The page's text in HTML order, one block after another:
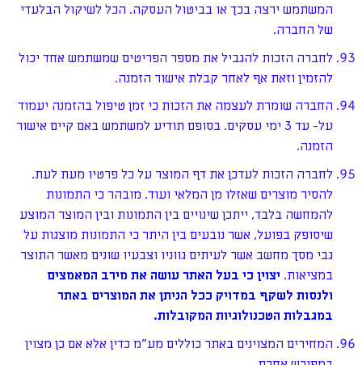
המשתמש ירצה בכך או בביטול העסקה. הכל לשיקול הבלעדי
של החברה.
לחברה הזכות להגביל את מספר הפריטים שמשתמש אחד יכול
להזמין וזאת אף לאחר קבלת אישור הזמנה.
החברה שומרת לעצמה את הזכות כי זמן טיפול בהזמנה יעמוד
על- עד 3 ימי עסקים. בסופם תודיע למשתמש באם קיים אישור
הזמנה.
לחברה הזכות לעדכן את דף המוצר על כל פרטיו מעת לעת.
להסיר מוצרים שאזלו מן המלאי ועוד. מובהר כי התמונות
להמחשה בלבד, ייתכן שינויים בין התמונות ובין המוצר המוצע
שיסופק בפועל, אשר נובעים בין היתר כי התמונות מוצגות על
גבי מסך מחשב אשר לעיתים גווניו וצבעיו שונים מאשר התוצר
במציאות. יצוין כי בעל האתר עושה את מירב המאמצים
ולנסות לשקף במדויק ככל הניתן את המוצרים באתר
במגבלות הטכנולוגיות המקובלות.
המחירים המצוינים באתר כוללים מע"מ כדין אלא אם כן מצוין